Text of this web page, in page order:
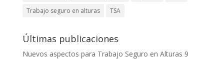
Trabajo seguro en alturas
TSA
Últimas publicaciones
Nuevos aspectos para Trabajo Seguro en Alturas 9